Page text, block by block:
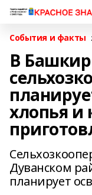
События и факты
В
хлопья и
Дуванском
планирует